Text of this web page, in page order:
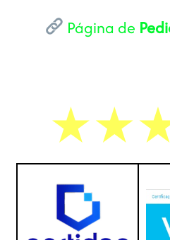
Página de